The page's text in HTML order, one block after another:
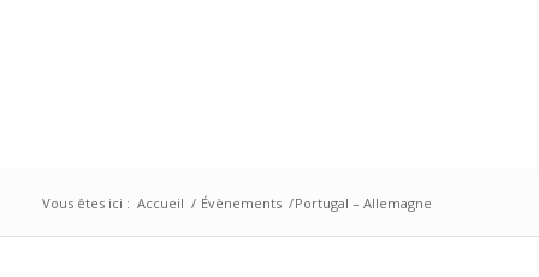
Vous êtes ici : Accueil / Évènements /Portugal – Allemagne